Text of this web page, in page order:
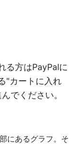
る方はPayPalに
"カートに入れ
でください。
にあるグラフ。そ